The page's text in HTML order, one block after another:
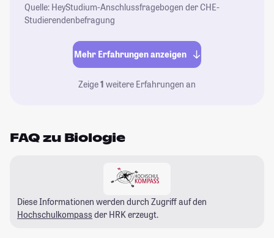
Quelle: HeyStudium-Anschlussfragebogen der CHE-
Studierendenbefragung
Mehr Erfahrungen anzeigen
Zeige1 weitere Erfahrungen an
FAQ zu Biologie
Diese Informationen werden durch Zugriff auf den
Hochschulkompass der HRK erzeugt.